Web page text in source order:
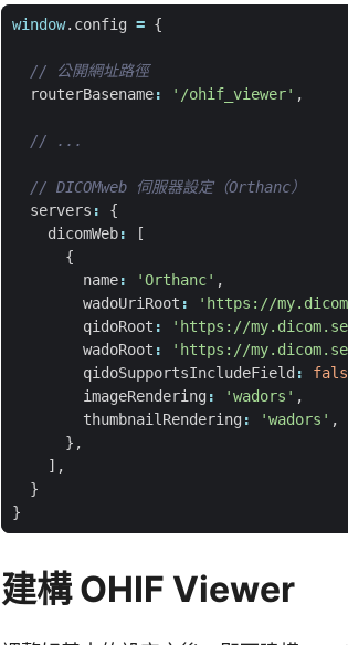
window. config = {
routerBasename: '/ohif_viewer' ,
servers :
{
dicomWeb:
[
{
name: 'Orthanc' ,
wadoUriRoot : 'https://
qidoRoot : 'https://
wadoRoot : 'https://
qidoSupportsIncludeField :
imageRendering : 'wadors' ,
thumbnailRendering : 'wadors' ,
},
],
}
}
建構 OHIF Viewer